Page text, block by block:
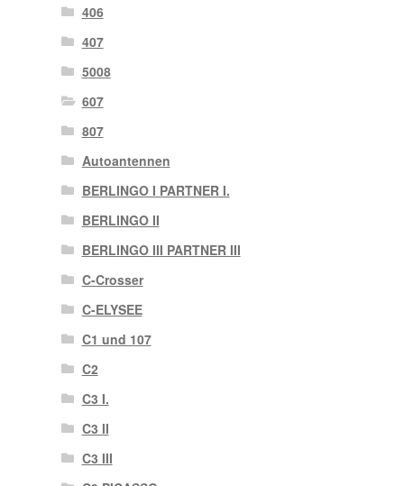
406
407
5008
607
807
Autoantennen
BERLINGO I PARTNER I.
BERLINGO II
BERLINGO III PARTNER III
C-Crosser
C-ELYSEE
C1 und 107
C2
C3 I.
C3 II
C3 III